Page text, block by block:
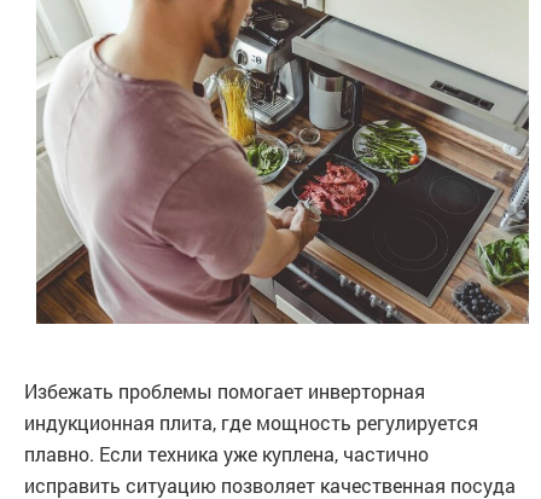
Избежать проблемы помогает инверторная
индукционная плита, где мощность регулируется
плавно. Если техника уже куплена, частично
исправить ситуацию позволяет качественная посуда